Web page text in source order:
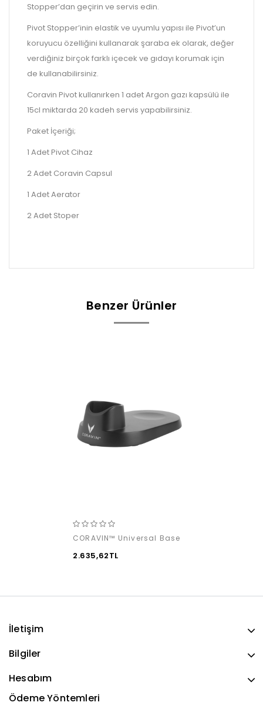
Stopper’dan geçirin ve servis edin.
Pivot Stopper’inin elastik ve uyumlu yapısı ile Pivot’un
koruyucu özelliğini kullanarak şaraba ek olarak, değer
verdiğiniz birçok farklı içecek ve gıdayı korumak için
de kullanabilirsiniz.
Coravin Pivot kullanırken 1 adet Argon gazı kapsülü ile
15cl miktarda 20 kadeh servis yapabilirsiniz.
Paket İçeriği;
1 Adet Pivot Cihaz
2 Adet Coravin Capsul
1 Adet Aerator
2 Adet Stoper
Benzer Ürünler
CORAVIN™ Universal Base
2.635,62TL
İletişim
Bilgiler
Hesabım
Ödeme Yöntemleri